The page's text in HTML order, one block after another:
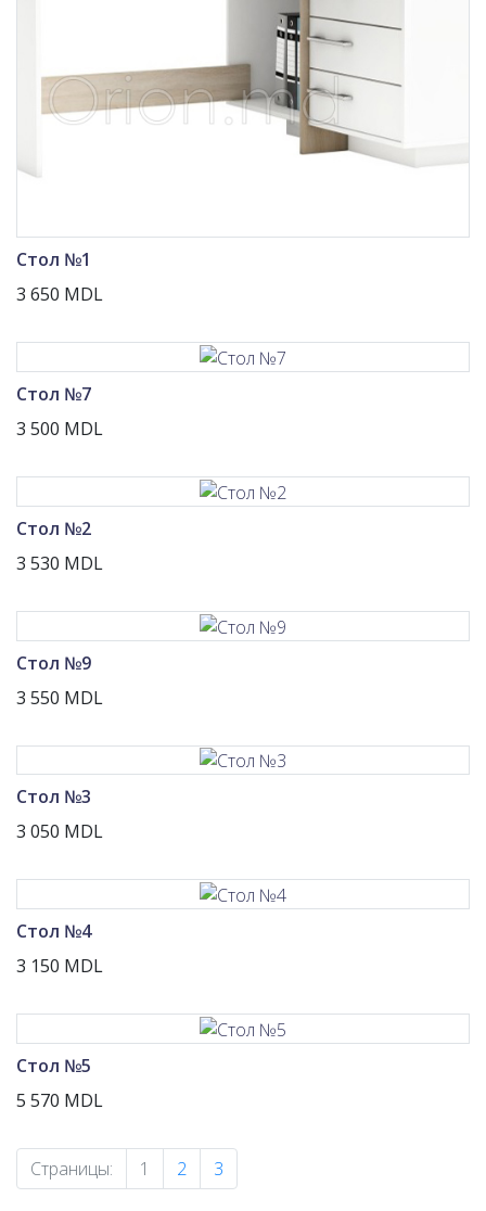
Стол №1
3 650 MDL
Стол №7
3 500 MDL
Стол №2
3 530 MDL
Стол №9
3 550 MDL
Стол №3
3 050 MDL
Стол №4
3 150 MDL
Стол №5
5 570 MDL
Страницы: 1 (current)
2 3